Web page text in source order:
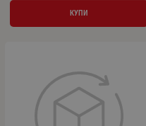
КУПИ